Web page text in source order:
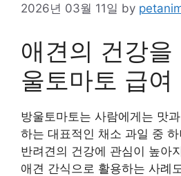
2026년 03월 11일 by
애견의 건강
울토마토 급여
방울토마토는 사람에게는 맛
하는 대표적인 채소 과일 중
반려견의 건강에 관심이 높아
애견 간식으로 활용하는 사례